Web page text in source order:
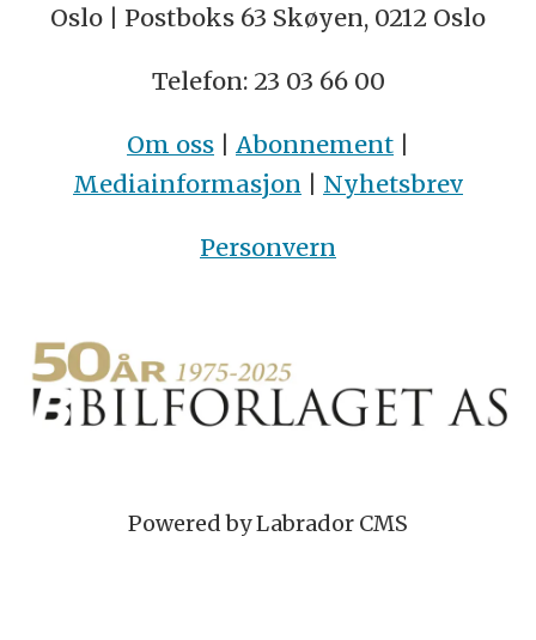
Oslo | Postboks 63 Skøyen, 0212 Oslo
Telefon: 23 03 66 00
Om oss | Abonnement |
Mediainformasjon | Nyhetsbrev
Personvern
Powered by Labrador CMS